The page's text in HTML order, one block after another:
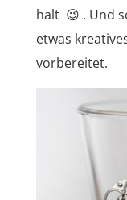
halt 😉 . Und
etwas
vorbereitet.